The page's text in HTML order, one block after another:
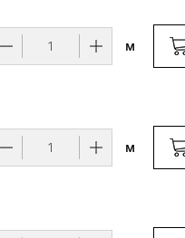
м
м